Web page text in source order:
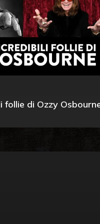
follie di Ozzy